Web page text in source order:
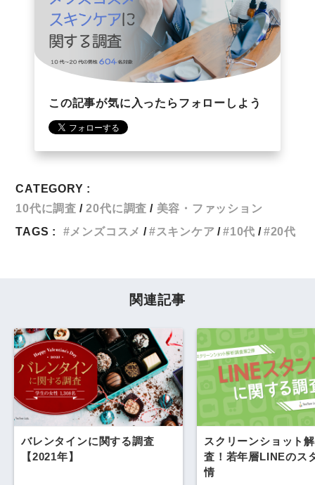
この記事が気に入ったらフォローしよう
CATEGORY :
10代に調査
20代に調査
美容・ファッション
TAGS :
メンズコスメ スキンケア 10代 20代
関連記事
バレンタインに関する調査
【2021年】
スクリーンショット
査！若年層LINEのス
情